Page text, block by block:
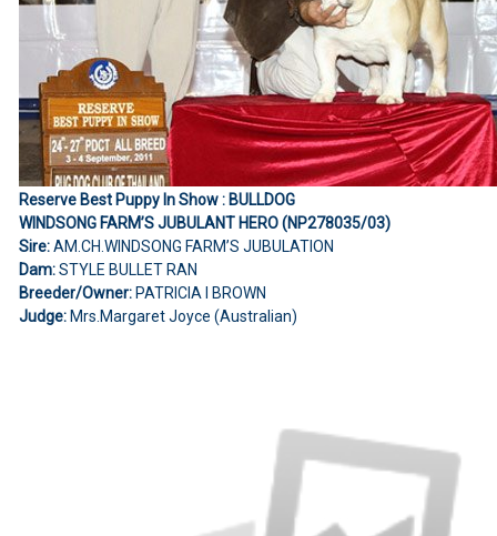
Reserve Best Puppy In Show : BULLDOG
WINDSONG FARM’S JUBULANT HERO (NP278035/03)
Sire:AM.CH.WINDSONG FARM’S JUBULATION
Dam:STYLE BULLET RAN
Breeder/Owner:PATRICIA l BROWN
Judge:Mrs.Margaret Joyce (Australian)